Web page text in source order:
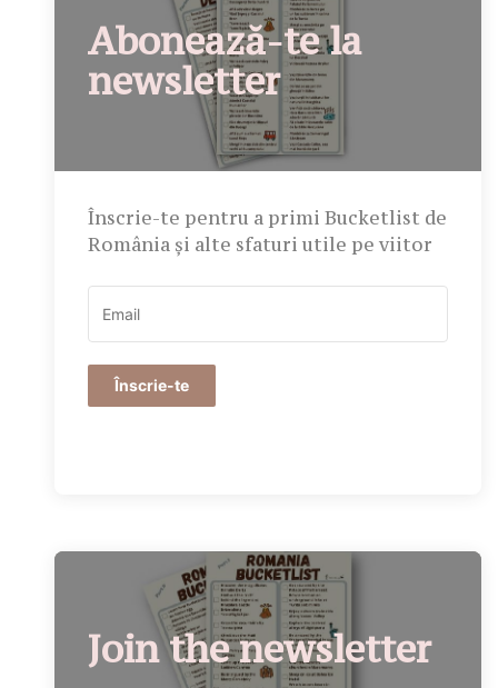
Abonează-te la
newsletter
Înscrie-te pentru a primi Bucketlist de
România și alte sfaturi utile pe viitor
Înscrie-te
Join the newsletter